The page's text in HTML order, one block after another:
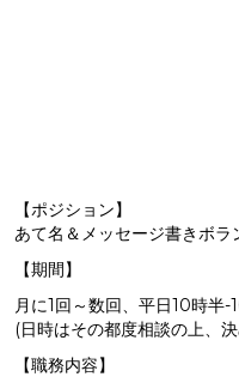
【ポジション】
あて名＆メッセージ書きボ
【期間】
月に1回～数回、平日10時半
(日時はその都度相談の上、
【職務内容】